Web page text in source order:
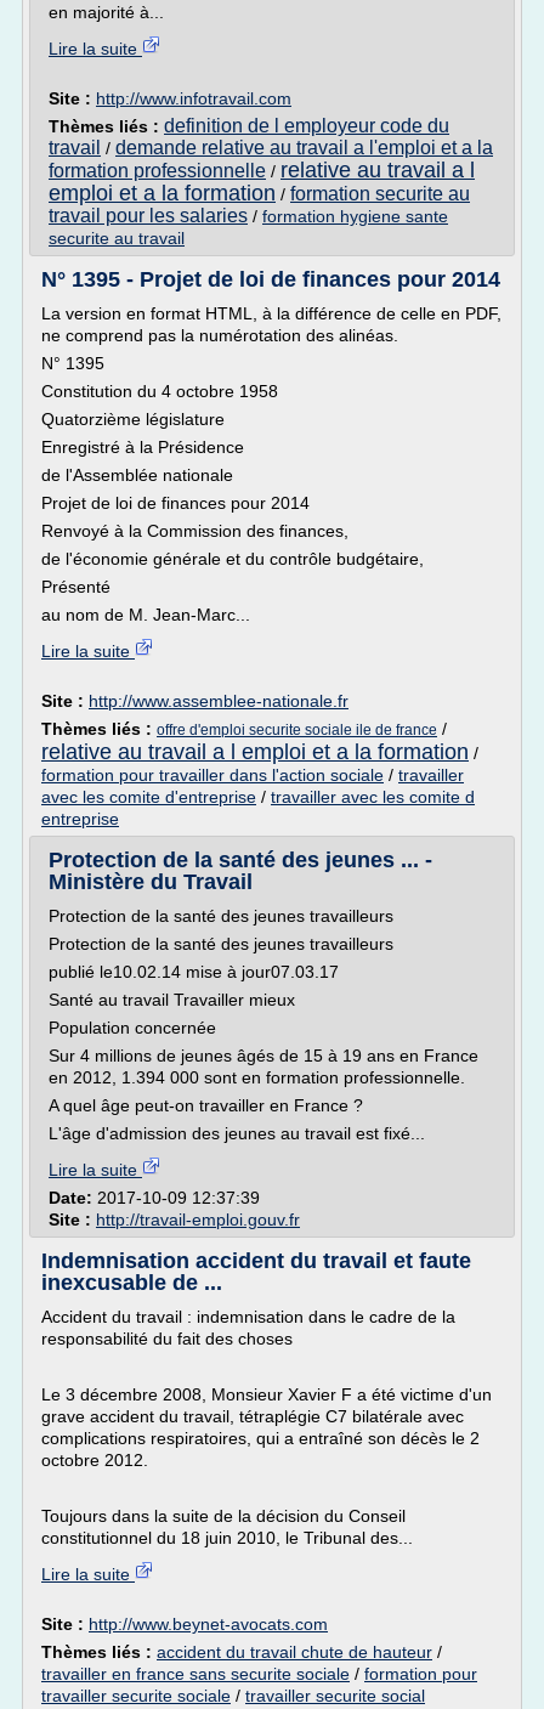
en majorité à...
Lire la suite
Site : http://www.infotravail.com
Thèmes liés : definition de l employeur code du
travail / demande relative au travail a l'emploi et a la
formation professionnelle / relative au travail a l
emploi et a la formation / formation securite au
travail pour les salaries / formation hygiene sante
securite au travail
N° 1395 - Projet de loi de finances pour 2014
La version en format HTML, à la différence de celle en PDF,
ne comprend pas la numérotation des alinéas.
N° 1395
Constitution du 4 octobre 1958
Quatorzième législature
Enregistré à la Présidence
de l'Assemblée nationale
Projet de loi de finances pour 2014
Renvoyé à la Commission des finances,
de l'économie générale et du contrôle budgétaire,
Présenté
au nom de M. Jean-Marc...
Lire la suite
Site : http://www.assemblee-nationale.fr
Thèmes liés : offre d'emploi securite sociale ile de france /
relative au travail a l emploi et a la formation /
formation pour travailler dans l'action sociale / travailler
avec les comite d'entreprise / travailler avec les comite d
entreprise
Protection de la santé des jeunes ... -
Ministère du Travail
Protection de la santé des jeunes travailleurs
Protection de la santé des jeunes travailleurs
publié le10.02.14 mise à jour07.03.17
Santé au travail Travailler mieux
Population concernée
Sur 4 millions de jeunes âgés de 15 à 19 ans en France
en 2012, 1.394 000 sont en formation professionnelle.
A quel âge peut-on travailler en France ?
L'âge d'admission des jeunes au travail est fixé...
Lire la suite
Date: 2017-10-09 12:37:39
Site : http://travail-emploi.gouv.fr
Indemnisation accident du travail et faute
inexcusable de ...
Accident du travail : indemnisation dans le cadre de la
responsabilité du fait des choses
Le 3 décembre 2008, Monsieur Xavier F a été victime d'un
grave accident du travail, tétraplégie C7 bilatérale avec
complications respiratoires, qui a entraîné son décès le 2
octobre 2012.
Toujours dans la suite de la décision du Conseil
constitutionnel du 18 juin 2010, le Tribunal des...
Lire la suite
Site : http://www.beynet-avocats.com
Thèmes liés : accident du travail chute de hauteur /
travailler en france sans securite sociale / formation pour
travailler securite sociale / travailler securite social